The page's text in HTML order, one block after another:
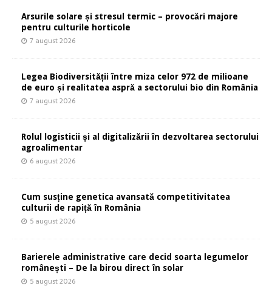
Arsurile solare și stresul termic – provocări majore
pentru culturile horticole
7 august 2026
Legea Biodiversității între miza celor 972 de milioane
de euro și realitatea aspră a sectorului bio din România
7 august 2026
Rolul logisticii și al digitalizării în dezvoltarea sectorului
agroalimentar
6 august 2026
Cum susține genetica avansată competitivitatea
culturii de rapiță în România
5 august 2026
Barierele administrative care decid soarta legumelor
românești – De la birou direct în solar
5 august 2026